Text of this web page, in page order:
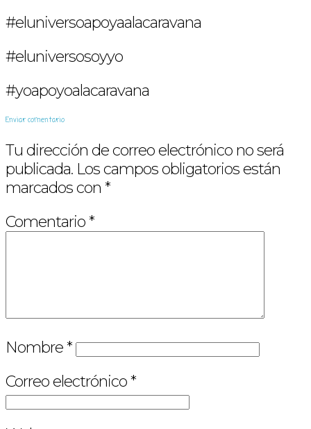
#eluniversoapoyaalacaravana
#eluniversosoyyo
#yoapoyoalacaravana
Enviar comentario
Tu dirección de correo electrónico no será
publicada. Los campos obligatorios están
marcados con *
Comentario*
Nombre*
Correo electrónico*